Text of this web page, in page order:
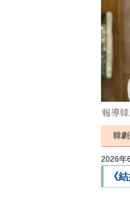
報導
韓
2026年
《